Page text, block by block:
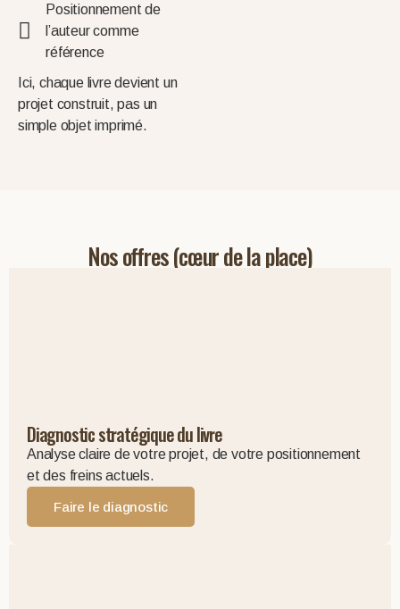
Positionnement de
l’auteur comme
référence
Ici, chaque livre devient un
projet construit, pas un
simple objet imprimé.
Nos offres (cœur de la place)
Diagnostic stratégique du livre
Analyse claire de votre projet, de votre positionnement
et des freins actuels.
Faire le diagnostic